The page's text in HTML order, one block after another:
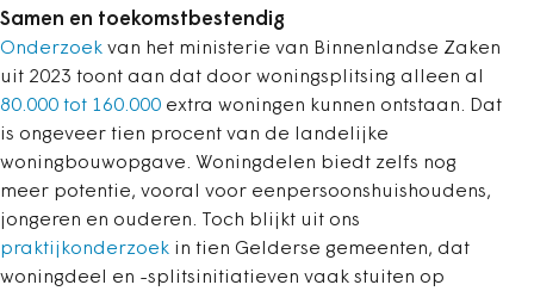
Samen en toekomstbestendig
Onderzoek van het ministerie van Binnenlandse Zaken
uit 2023 toont aan dat door woningsplitsing alleen al
80.000 tot 160.000 extra woningen kunnen ontstaan. Dat
is ongeveer tien procent van de landelijke
woningbouwopgave. Woningdelen biedt zelfs nog
meer potentie, vooral voor eenpersoonshuishoudens,
jongeren en ouderen. Toch blijkt uit ons
praktijkonderzoek in tien Gelderse gemeenten, dat
woningdeel en -splitsinitiatieven vaak stuiten op